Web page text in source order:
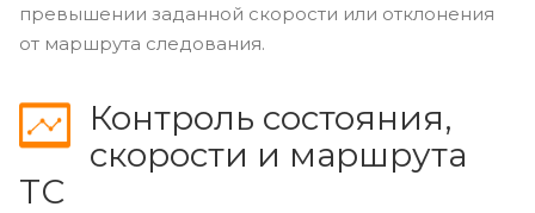
превышении заданной скорости или отклонения
от маршрута следования.
Контроль состояния,
скорости и маршрута
ТС